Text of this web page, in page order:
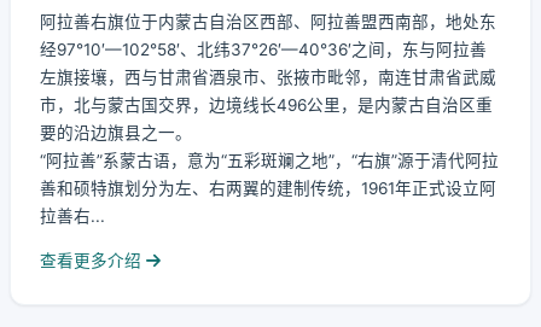
阿拉善右旗位于内蒙古自治区西部、阿拉善盟西南部，地处东
经97°10′—102°58′、北纬37°26′—40°36′之间，东与阿拉善
左旗接壤，西与甘肃省酒泉市、张掖市毗邻，南连甘肃省武威
市，北与蒙古国交界，边境线长496公里，是内蒙古自治区重
要的沿边旗县之一。
“阿拉善”系蒙古语，意为“五彩斑斓之地”，“右旗”源于清代阿拉
善和硕特旗划分为左、右两翼的建制传统，1961年正式设立阿
拉善右...
查看更多介绍